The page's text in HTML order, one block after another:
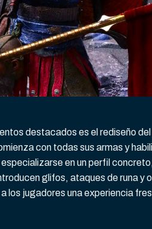
destacados es el rediseño
con todas sus armas y
en un perfil
glifos, ataques de runa y
los jugadores una experiencia